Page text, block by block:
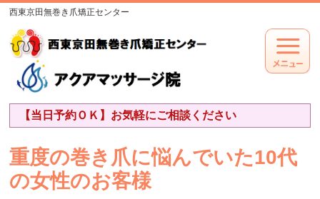
西東京田無巻き爪矯正センター
【当日予約ＯＫ】お気軽にご相談ください
重度の巻き爪に悩んでいた10代
の女性のお客様